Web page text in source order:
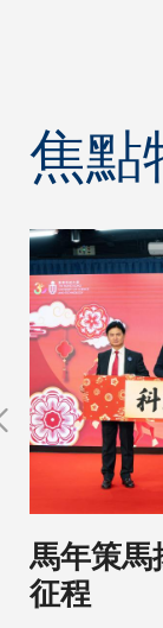
焦點
馬年策馬
征程